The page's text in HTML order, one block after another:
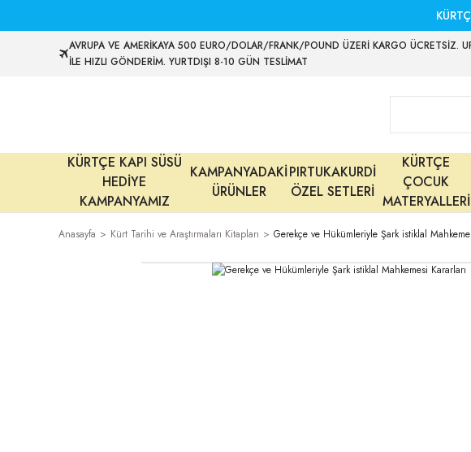
AVRUPA VE AMERİKAYA 500 EURO/DOLAR/FRANK/POUND ÜZERİ KARGO ÜCRETSİZ.
İLE HIZLI GÖNDERİM. YURTDIŞI 8-10 GÜN TESLİMAT
KÜRTÇE KAPI SÜSÜ
HEDİYE
KAMPANYAMIZ
KAMPANYADAKİ
ÜRÜNLER
PIRTUKAKURDİ
ÖZEL SETLERİ
KÜRTÇE
ÇOCUK
MATERYALLERİ
Anasayfa Kürt Tarihi ve Araştırmaları Kitapları Gerekçe ve Hükümleriyle Şark istiklal